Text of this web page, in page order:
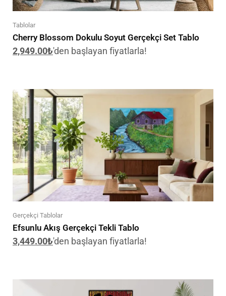
Tablolar
Cherry Blossom Dokulu Soyut Gerçekçi Set Tablo
2,949.00₺'den başlayan fiyatlarla!
Gerçekçi Tablolar
Efsunlu Akış Gerçekçi Tekli Tablo
3,449.00₺'den başlayan fiyatlarla!